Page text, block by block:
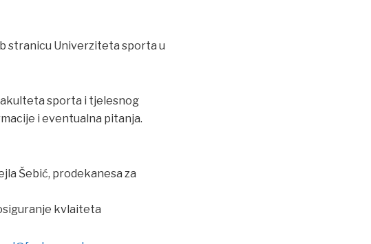
stranicu Univerziteta sporta u
sporta i tjelesnog
i eventualna pitanja.
Šebić, prodekanesa za
kvlaiteta